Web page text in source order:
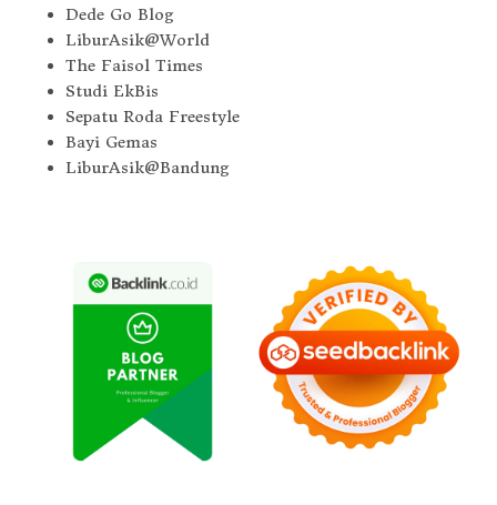
Dede Go Blog
LiburAsik@World
The Faisol Times
Studi EkBis
Sepatu Roda Freestyle
Bayi Gemas
LiburAsik@Bandung